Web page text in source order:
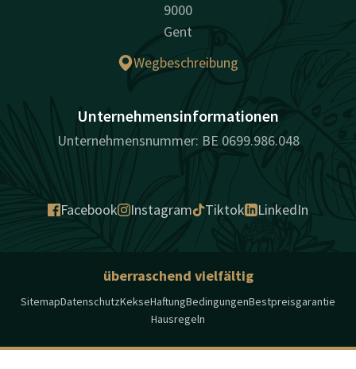
9000
Gent
Wegbeschreibung
Unternehmensinformationen
Unternehmensnummer: BE 0699.986.048
Facebook Instagram Tiktok LinkedIn
überraschend vielfältig
SitemapDatenschutzKekseHaftungBedingungenBestpreisgarantie
Hausregeln